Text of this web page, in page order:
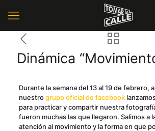
Dinámica
Durante la semana del 13 al 19 de febrero,
nuestrogrupo oficial de facebook
para practicar y compartir nuestra
fueron muchas las que llegaron. Salimos a
atención al movimiento y la forma en que